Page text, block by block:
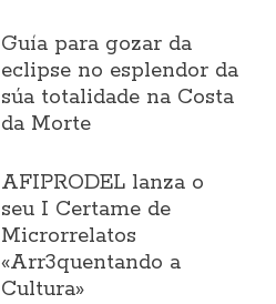
Guía para gozar da
eclipse no esplendor da
súa totalidade na Costa
da Morte
AFIPRODEL lanza o
seu I Certame de
Microrrelatos
«Arr3quentando a
Cultura»